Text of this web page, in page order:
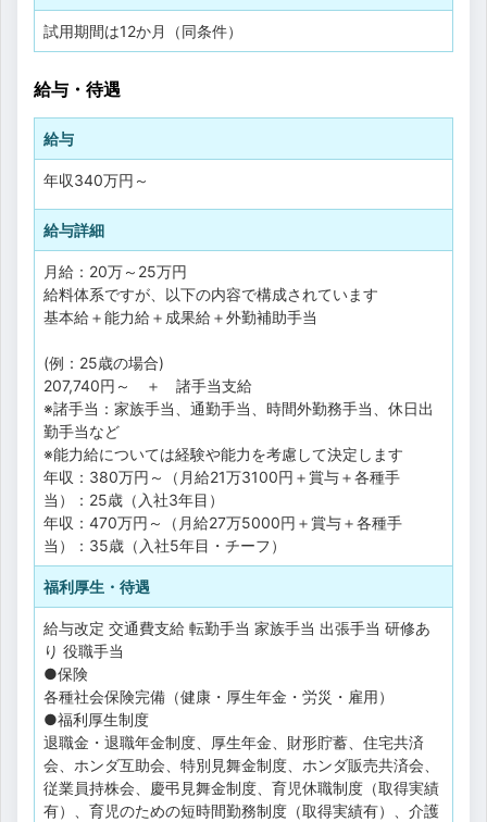
試用期間は12か月（同条件）
給与・待遇
給与
年収340万円 ～
給与詳細
月給：20万～25万円
給料体系ですが、以下の内容で構成されています
基本給＋能力給＋成果給＋外勤補助手当
(例：25歳の場合)
207,740円～ ＋ 諸手当支給
※諸手当：家族手当、通勤手当、時間外勤務手当、休日出
勤手当など
※能力給については経験や能力を考慮して決定します
年収：380万円～（月給21万3100円＋賞与＋各種手
当）：25歳（入社3年目）
年収：470万円～（月給27万5000円＋賞与＋各種手
当）：35歳（入社5年目・チーフ）
福利厚生・待遇
給与改定 交通費支給 転勤手当 家族手当 出張手当 研修あ
り 役職手当
●保険
各種社会保険完備（健康・厚生年金・労災・雇用）
●福利厚生制度
退職金・退職年金制度、厚生年金、財形貯蓄、住宅共済
会、ホンダ互助会、特別見舞金制度、ホンダ販売共済会、
従業員持株会、慶弔見舞金制度、育児休職制度（取得実績
有）、育児のための短時間勤務制度（取得実績有）、介護